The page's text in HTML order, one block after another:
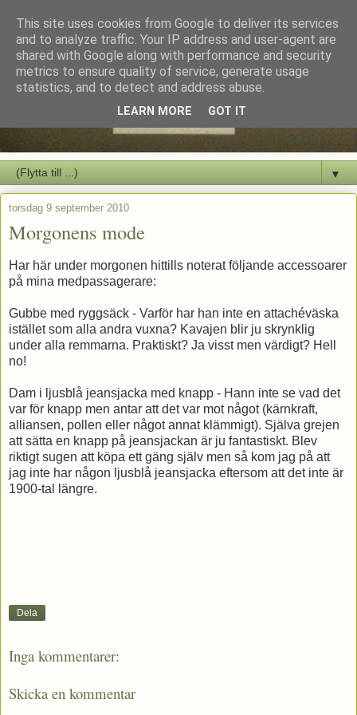
▼
torsdag 9 september 2010
Morgonens mode
Har här under morgonen hittills noterat följande accessoarer
på mina medpassagerare:
Gubbe med ryggsäck - Varför har han inte en attachéväska
istället som alla andra vuxna? Kavajen blir ju skrynklig
under alla remmarna. Praktiskt? Ja visst men värdigt? Hell
no!
Dam i ljusblå jeansjacka med knapp - Hann inte se vad det
var för knapp men antar att det var mot något (kärnkraft,
alliansen, pollen eller något annat klämmigt). Själva grejen
att sätta en knapp på jeansjackan är ju fantastiskt. Blev
riktigt sugen att köpa ett gäng själv men så kom jag på att
jag inte har någon ljusblå jeansjacka eftersom att det inte är
1900-tal längre.
Dela
Inga kommentarer:
Skicka en kommentar
This site uses cookies from Google to deliver its services
and to analyze traffic. Your IP address and user-agent are
shared with Google along with performance and security
metrics to ensure quality of service, generate usage
statistics, and to detect and address abuse.
LEARN MORE GOT IT